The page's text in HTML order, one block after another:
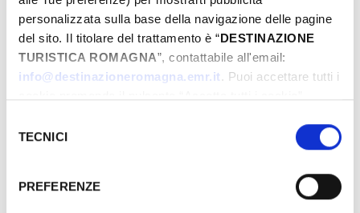
personalizzata sulla base della navigazione delle pagine
del sito. Il titolare del trattamento è “DESTINAZIONE
TURISTICA ROMAGNA”, contattabile all'email:
info@destinazioneromagna.emr.it. Puoi accettare tutti i
gestire le tue preferenze facendo clic su “Personalizza”.
Qualora acconsenti a tutti i cookie i Tuoi dati potranno
attualmente non fornisce garanzie idonee per il
delTECNICI
PREFERENZE
Les événements peuvent faire l'objet de